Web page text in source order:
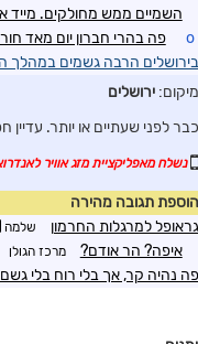
השמיים ממש מחולקים. מייד
o פה בהרי חברון יום מאד
בירושלים הרבה גשמים במהלך
מיקום:ירושלים
כבר לפני שעתיים או יותר.
נשלח מאפליקציית מזג אוויר
הוספת תגובה מהירה
גראופל למרגלות החרמון שלמה
איפה? הר אודם? מרכז הגולן
פה נהיה קר, אך בלי רוח בלי